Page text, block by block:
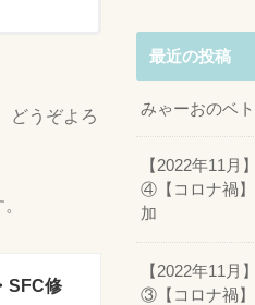
どうぞよろ
SFC修
最近の投稿
みゃーおのベ
【2022年11月
④【コロナ禍
加
【2022年11月
③【コロナ禍】